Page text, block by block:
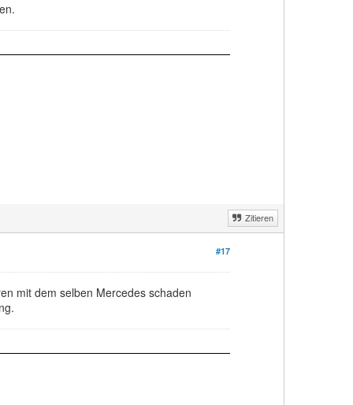
Zitieren
#17
mit dem selben Mercedes schaden